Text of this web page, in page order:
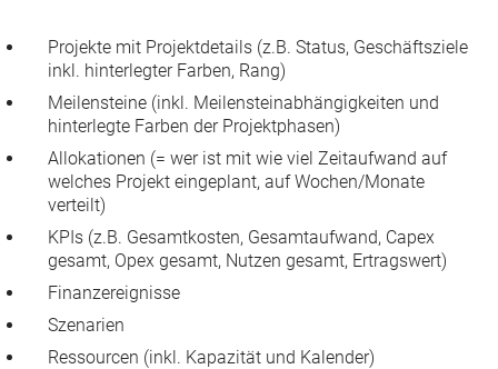
Projekte mit Projektdetails (z.B. Status, Geschäftsziele
inkl. hinterlegter Farben, Rang)
Meilensteine (inkl. Meilensteinabhängigkeiten und
hinterlegte Farben der Projektphasen)
Allokationen (= wer ist mit wie viel Zeitaufwand auf
welches Projekt eingeplant, auf Wochen/Monate
verteilt)
KPIs (z.B. Gesamtkosten, Gesamtaufwand, Capex
gesamt, Opex gesamt, Nutzen gesamt, Ertragswert)
Finanzereignisse
Szenarien
Ressourcen (inkl. Kapazität und Kalender)